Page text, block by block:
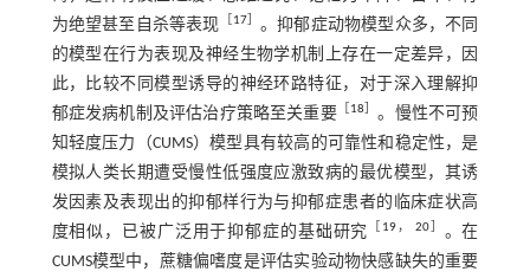
为绝望甚至自杀等表现
17］ 。抑郁症动物模型众多，不同
的模型在行为表现及神经生物学机制上存在一定差异，因
此，比较不同模型诱导的神经环路特征，对于深入理解抑
郁症发病机制及评估治疗策略至关重要
18
。慢性不可预
知轻度压力（CUMS）模型具有较高的可靠性和稳定性，是
模拟人类长期遭受慢性低强度应激致病的最优模型，其诱
发因素及表现出的抑郁样行为与抑郁症患者的临床症状高
度相似，已被广泛用于抑郁症的基础研究
19， 20］ 。在
CUMS模型中，蔗糖偏嗜度是评估实验动物快感缺失的重要